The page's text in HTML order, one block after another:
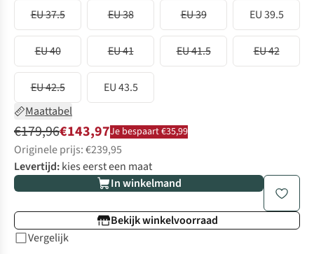
EU 37.5
EU 38 EU 39 EU 39.5
EU 40 EU 41 EU 41.5 EU 42
EU 42.5
EU 43.5
Maattabel
€179,96€143,97Je bespaart €35,99
Originele prijs: €239,95
Levertijd:kies eerst een maat
In winkelmand
Bekijk winkelvoorraad
Vergelijk